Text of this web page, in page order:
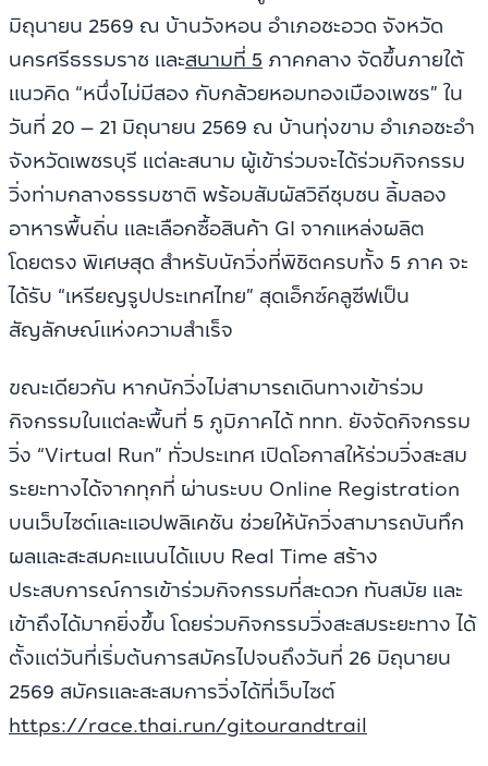
มิถุนายน 2569 ณ บ้านวังหอน อำเภอชะอวด จังหวัด
นครศรีธรรมราช และสนามที่ 5 ภาคกลาง จัดขึ้นภายใต้
แนวคิด “หนึ่งไม่มีสอง กับกล้วยหอมทองเมืองเพชร” ใน
วันที่ 20 – 21 มิถุนายน 2569 ณ บ้านทุ่งขาม อำเภอชะอำ
จังหวัดเพชรบุรี แต่ละสนาม ผู้เข้าร่วมจะได้ร่วมกิจกรรม
วิ่งท่ามกลางธรรมชาติ พร้อมสัมผัสวิถีชุมชน ลิ้มลอง
อาหารพื้นถิ่น และเลือกซื้อสินค้า GI จากแหล่งผลิต
โดยตรง พิเศษสุด สำหรับนักวิ่งที่พิชิตครบทั้ง 5 ภาค จะ
ได้รับ “เหรียญรูปประเทศไทย” สุดเอ็กซ์คลูซีฟเป็น
สัญลักษณ์แห่งความสำเร็จ
ขณะเดียวกัน หากนักวิ่งไม่สามารถเดินทางเข้าร่วม
กิจกรรมในแต่ละพื้นที่ 5 ภูมิภาคได้ ททท. ยังจัดกิจกรรม
วิ่ง “Virtual Run” ทั่วประเทศ เปิดโอกาสให้ร่วมวิ่งสะสม
ระยะทางได้จากทุกที่ ผ่านระบบ Online Registration
บนเว็บไซต์และแอปพลิเคชัน ช่วยให้นักวิ่งสามารถบันทึก
ผลและสะสมคะแนนได้แบบ Real Time สร้าง
ประสบการณ์การเข้าร่วมกิจกรรมที่สะดวก ทันสมัย และ
เข้าถึงได้มากยิ่งขึ้น โดยร่วมกิจกรรมวิ่งสะสมระยะทาง ได้
ตั้งแต่วันที่เริ่มต้นการสมัครไปจนถึงวันที่ 26 มิถุนายน
2569 สมัครและสะสมการวิ่งได้ที่เว็บไซต์
https://race.thai.run/gitourandtrail